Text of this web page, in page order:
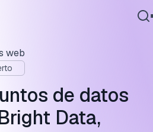
web
de datos
Data,
de campos del
de YouTube
proveedores de